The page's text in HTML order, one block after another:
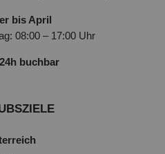
bis April
08:00 – 17:00 Uhr
buchbar